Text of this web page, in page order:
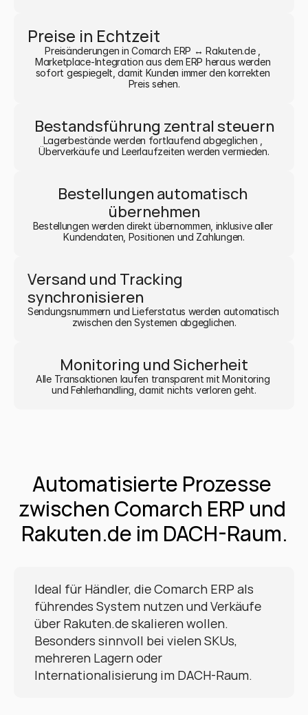
Preise in Echtzeit
Preisänderungen in Comarch ERP ↔ Rakuten.de ,
Marketplace-Integration aus dem ERP heraus werden
sofort gespiegelt, damit Kunden immer den korrekten
Preis sehen.
Bestandsführung zentral steuern
Lagerbestände werden fortlaufend abgeglichen ,
Überverkäufe und Leerlaufzeiten werden vermieden.
Bestellungen automatisch
übernehmen
Bestellungen werden direkt übernommen, inklusive aller
Kundendaten, Positionen und Zahlungen.
Versand und Tracking
synchronisieren
Sendungsnummern und Lieferstatus werden automatisch
zwischen den Systemen abgeglichen.
Monitoring und Sicherheit
Alle Transaktionen laufen transparent mit Monitoring
und Fehlerhandling, damit nichts verloren geht.
Automatisierte Prozesse
zwischen Comarch ERP und
Rakuten.de im DACH-Raum.
Ideal für Händler, die Comarch ERP als
führendes System nutzen und Verkäufe
über Rakuten.de skalieren wollen.
Besonders sinnvoll bei vielen SKUs,
mehreren Lagern oder
Internationalisierung im DACH-Raum.